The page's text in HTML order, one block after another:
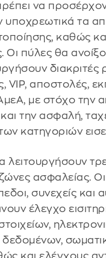
να
υποχρεωτικά τα
καθώς
Οι πύλες θα
διακριτές
VIP, αποστολές,
με στόχο την
την ασφαλή,
κατηγοριών
ασφαλείας.
συνεχείς και
έλεγχο
και ελέγχους